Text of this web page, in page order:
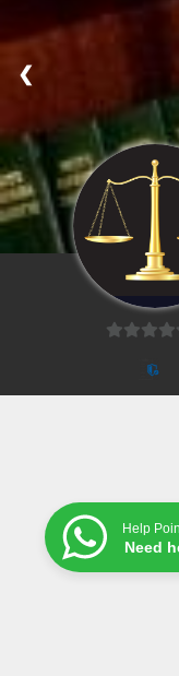
❮
Help
Need